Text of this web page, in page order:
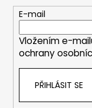
E-mail
Vložením e-
ochrany
PŘIHLÁSIT SE